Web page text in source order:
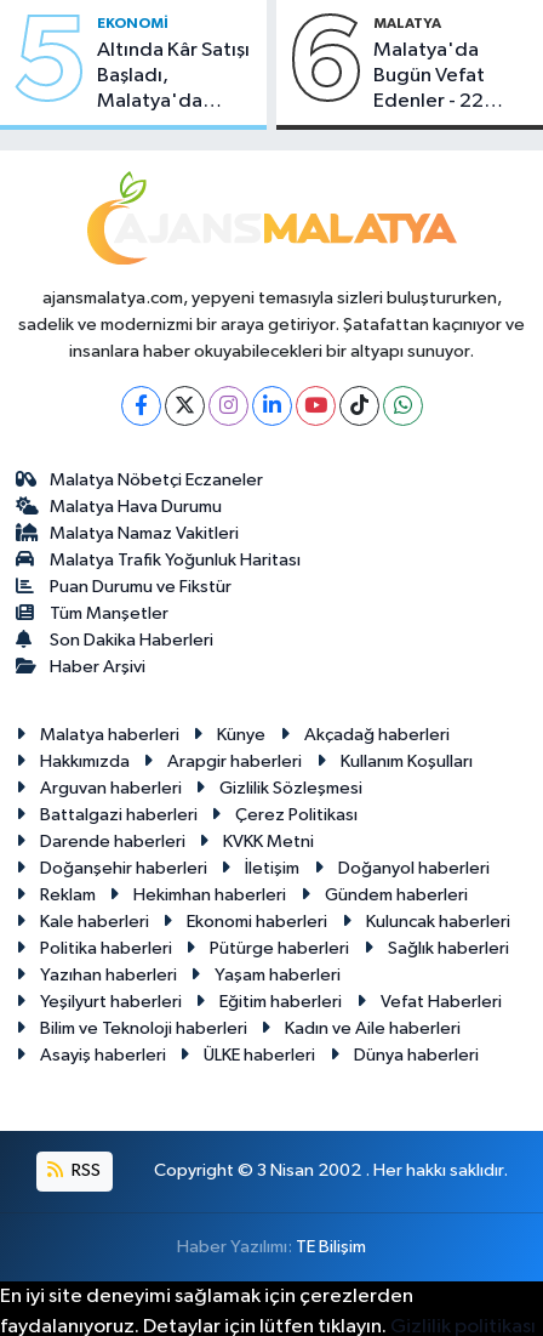
5 EKONOMI
Altında Kâr Satışı
Başladı,
Malatya'da
Makas Ne
6 MALATYA
Malatya'da
Bugün Vefat
Edenler - 22
Temmuz 2026
ajansmalatya.com, yepyeni temasıyla sizleri buluştururken,
sadelik ve modernizmi bir araya getiriyor. Şatafattan kaçınıyor ve
insanlara haber okuyabilecekleri bir altyapı sunuyor.
Malatya Nöbetçi Eczaneler
Malatya Hava Durumu
Malatya Namaz Vakitleri
Malatya Trafik Yoğunluk Haritası
Puan Durumu ve Fikstür
Tüm Manşetler
Son Dakika Haberleri
Haber Arşivi
Malatya haberleri Künye
Akçadağ haberleri
Hakkımızda
Arapgir haberleri
Kullanım Koşulları
Arguvan haberleri
Gizlilik Sözleşmesi
Battalgazi haberleri
Çerez Politikası
Darende haberleri
KVKK Metni
Doğanşehir haberleri
İletişim
Doğanyol haberleri
Reklam
Hekimhan haberleri
Gündem haberleri
Kale haberleri
Ekonomi haberleri
Kuluncak haberleri
Politika haberleri
Pütürge haberleri
Sağlık haberleri
Yazıhan haberleri
Yaşam haberleri
Yeşilyurt haberleri
Eğitim haberleri
Vefat Haberleri
Bilim ve Teknoloji haberleri
Kadın ve Aile haberleri
Asayiş haberleri
ÜLKE haberleri Dünya haberleri
RSS Copyright © 3 Nisan 2002 . Her hakkı saklıdır.
Haber Yazılımı: TE Bilişim
En iyi site deneyimi sağlamak için çerezlerden
faydalanıyoruz. Detaylar için lütfen tıklayın. Gizlilik politikası